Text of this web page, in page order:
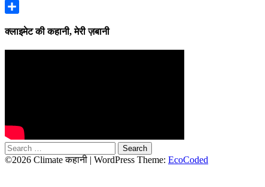
Link
Email
क्लाइमेट की कहानी, मेरी ज़बानी
Search
for:
©2026 Climate कहानी | WordPress Theme: EcoCoded